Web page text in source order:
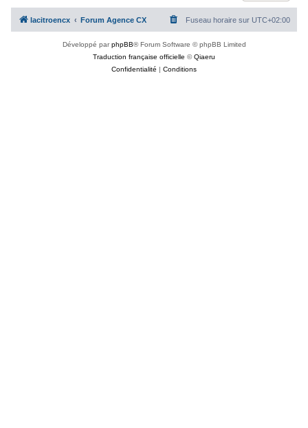
lacitroencx Forum Agence CX Fuseau horaire sur UTC+02:00
Développé parphpBB® Forum Software © phpBB Limited
Traduction française officielle ©Qiaeru
Confidentialité | Conditions